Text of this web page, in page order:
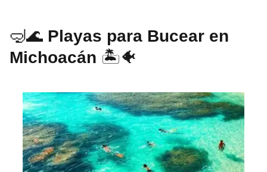
🤿🌊 Playas para Bucear en
Michoacán 🏝️🐠